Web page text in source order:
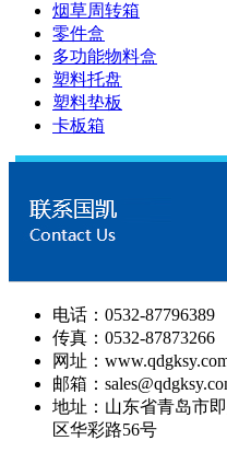
烟草周转箱
零件盒
多功能物料盒
塑料托盘
塑料垫板
卡板箱
电话：0532-87796389
传真：0532-87873266
网址：
邮箱：
地址：山东省青岛市
区华彩路56号